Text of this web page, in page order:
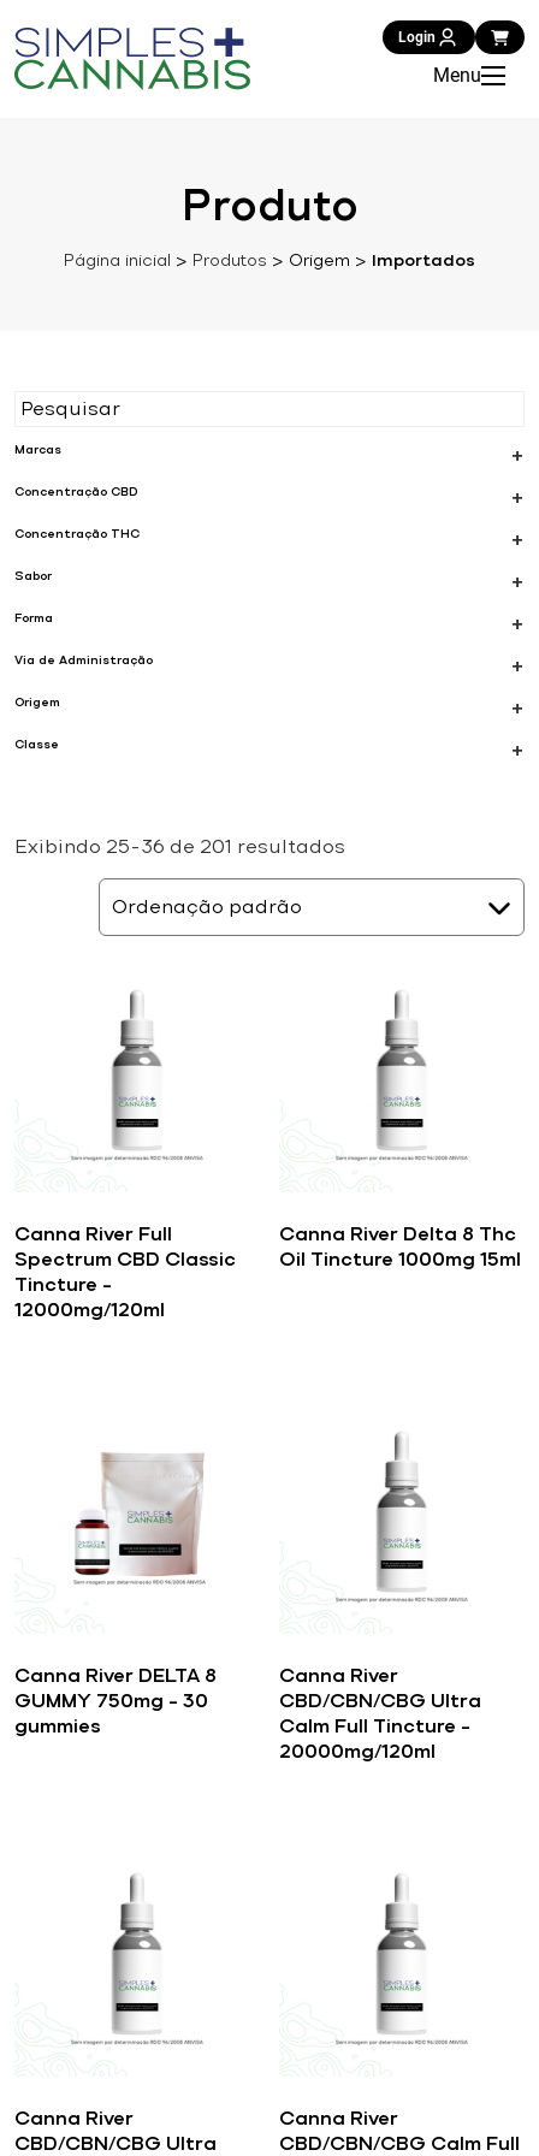
Login
Menu
Produto
Página inicial > Produtos > Origem > Importados
Marcas +
Concentração CBD +
Concentração THC +
Sabor +
Forma +
Via de Administração +
Origem +
Classe +
Exibindo 25–36 de 201 resultados
Canna River Full
Spectrum CBD Classic
Tincture –
12000mg/120ml
Canna River Delta 8 Thc
Oil Tincture 1000mg 15ml
Canna River DELTA 8
GUMMY 750mg – 30
gummies
Canna River
CBD/CBN/CBG Ultra
Calm Full Tincture –
20000mg/120ml
Canna River
CBD/CBN/CBG Ultra
Canna River
CBD/CBN/CBG Calm Full